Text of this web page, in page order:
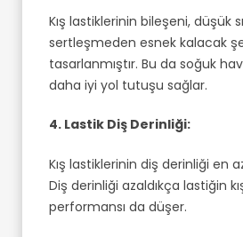
Kış lastiklerinin bileşeni, düşük
sertleşmeden esnek kalacak
tasarlanmıştır. Bu da soğuk
daha iyi yol tutuşu sağlar.
4. Lastik Diş Derinliği:
Kış lastiklerinin diş derinliği en
Diş derinliği azaldıkça lastiğin
performansı da düşer.